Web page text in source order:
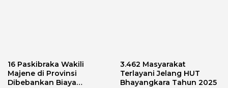
16 Paskibraka Wakili
Majene di Provinsi
Dibebankan Biaya
3.462 Masyarakat
Terlayani Jelang HUT
Bhayangkara Tahun 2025